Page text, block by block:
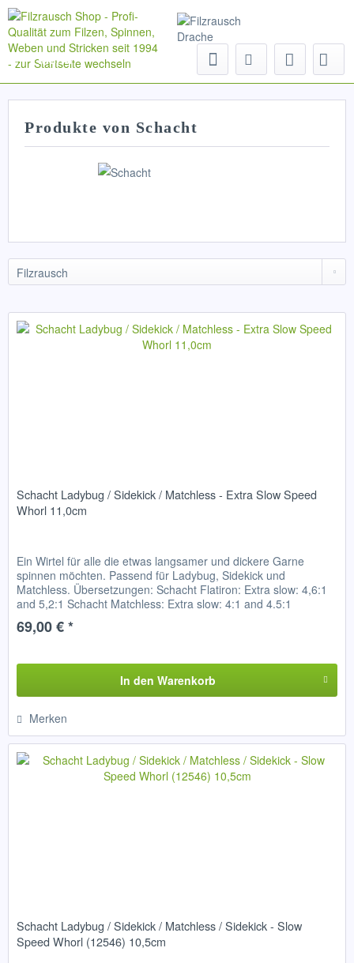
Menü
Produkte von Schacht
Schacht Ladybug / Sidekick / Matchless - Extra Slow Speed
Whorl 11,0cm
Ein Wirtel für alle die etwas langsamer und dickere Garne
spinnen möchten. Passend für Ladybug, Sidekick und
Matchless. Übersetzungen: Schacht Flatiron: Extra slow: 4,6:1
and 5,2:1 Schacht Matchless: Extra slow: 4:1 and 4.5:1
Ladybug:...
69,00 € *
In den Warenkorb
Merken
Schacht Ladybug / Sidekick / Matchless / Sidekick - Slow
Speed Whorl (12546) 10,5cm